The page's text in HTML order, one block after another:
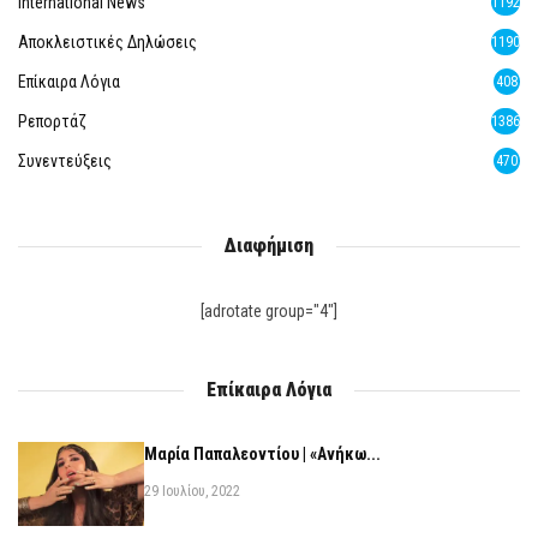
Αποκλειστικές Δηλώσεις 1190
Επίκαιρα Λόγια 408
Ρεπορτάζ 1386
Συνεντεύξεις 470
Διαφήμιση
[adrotate group="4"]
Επίκαιρα Λόγια
Μαρία Παπαλεοντίου | «Ανήκω...
29 Ιουλίου, 2022